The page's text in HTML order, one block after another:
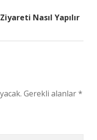
Nasıl Yapılır
Gerekli alanlar*